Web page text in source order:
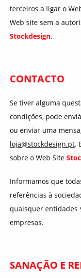
terceiros a ligar o
Web site sem a
Stockdesign.
CONTACTO
Se tiver alguma
condições, pode
ou enviar uma
loja@stockdesign.pt.
sobre o Web Site
Informamos que
referências à
quaisquer entidades
empresas.
SANAÇÃO E